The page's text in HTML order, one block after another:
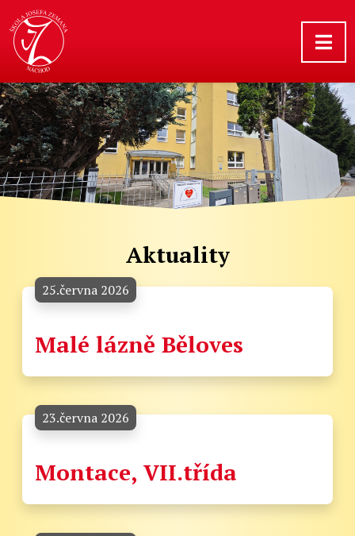
Aktuality
25.června 2026
Malé lázně Běloves
23.června 2026
Montace, VII.třída